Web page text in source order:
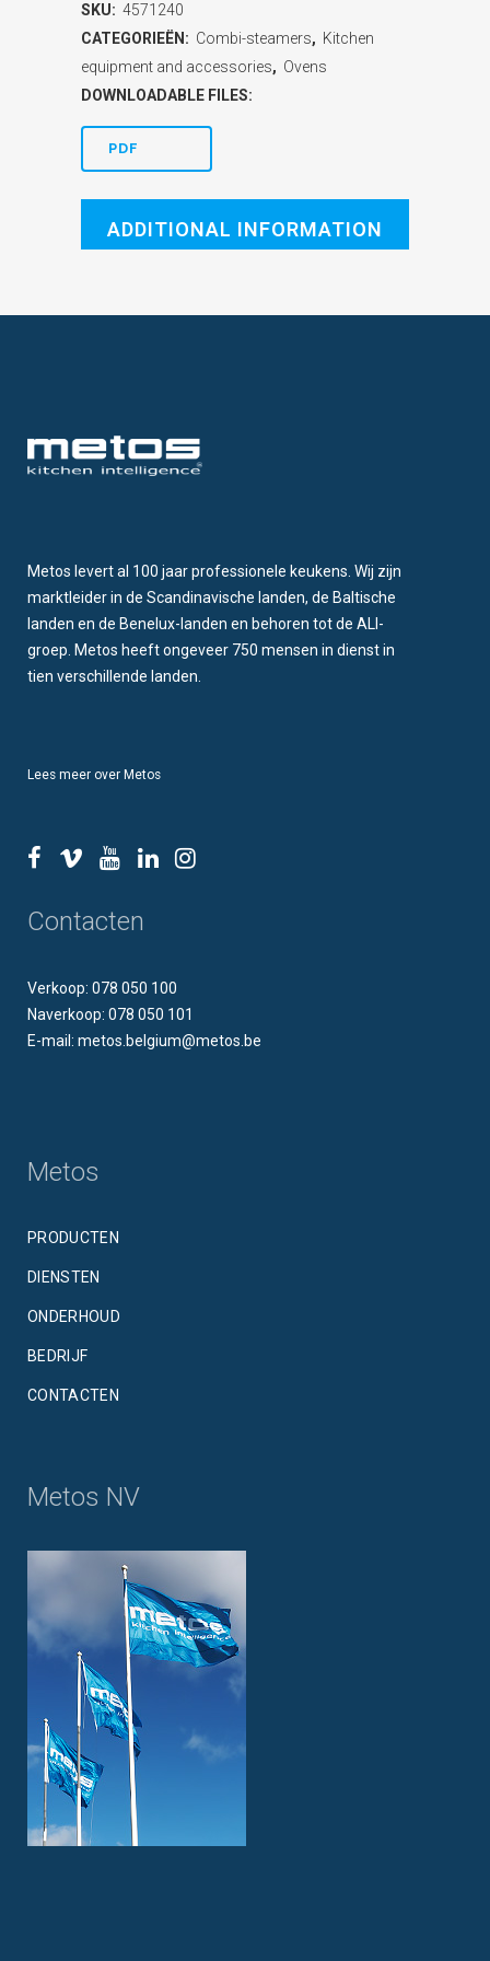
SKU: 4571240
CATEGORIEËN: Combi-steamers, Kitchen
equipment and accessories, Ovens
DOWNLOADABLE FILES:
PDF
ADDITIONAL INFORMATION
Metos levert al 100 jaar professionele keukens. Wij zijn
marktleider in de Scandinavische landen, de Baltische
landen en de Benelux-landen en behoren tot de ALI-
groep. Metos heeft ongeveer 750 mensen in dienst in
tien verschillende landen.
Lees meer over Metos
Contacten
Verkoop: 078 050 100
Naverkoop: 078 050 101
E-mail: metos.belgium@metos.be
Metos
PRODUCTEN
DIENSTEN
ONDERHOUD
BEDRIJF
CONTACTEN
Metos NV